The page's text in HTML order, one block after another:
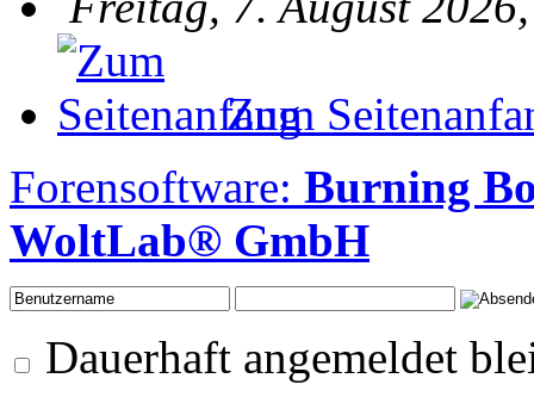
Zum
Forensoftware: Burning
WoltLab® GmbH
Dauerhaft angemeldet